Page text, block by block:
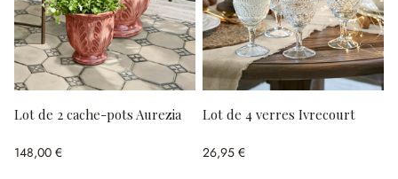
Lot de 2 cache-pots Aurezia
148,00 €
Lot de 4 verres Ivrecourt
26,95 €